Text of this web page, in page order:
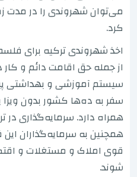
می‌توان شهروندی را در مدت
کرد.
اخذ شهروندی ترکیه برای
از جمله حق اقامت دائم و کار
سیستم آموزشی و بهداشتی
سفر به ده‌ها کشور بدون ویزا
همراه دارد. سرمایه‌گذاری در
همچنین به سرمایه‌گذاران
قوی املاک و مستغلات و
شوند.